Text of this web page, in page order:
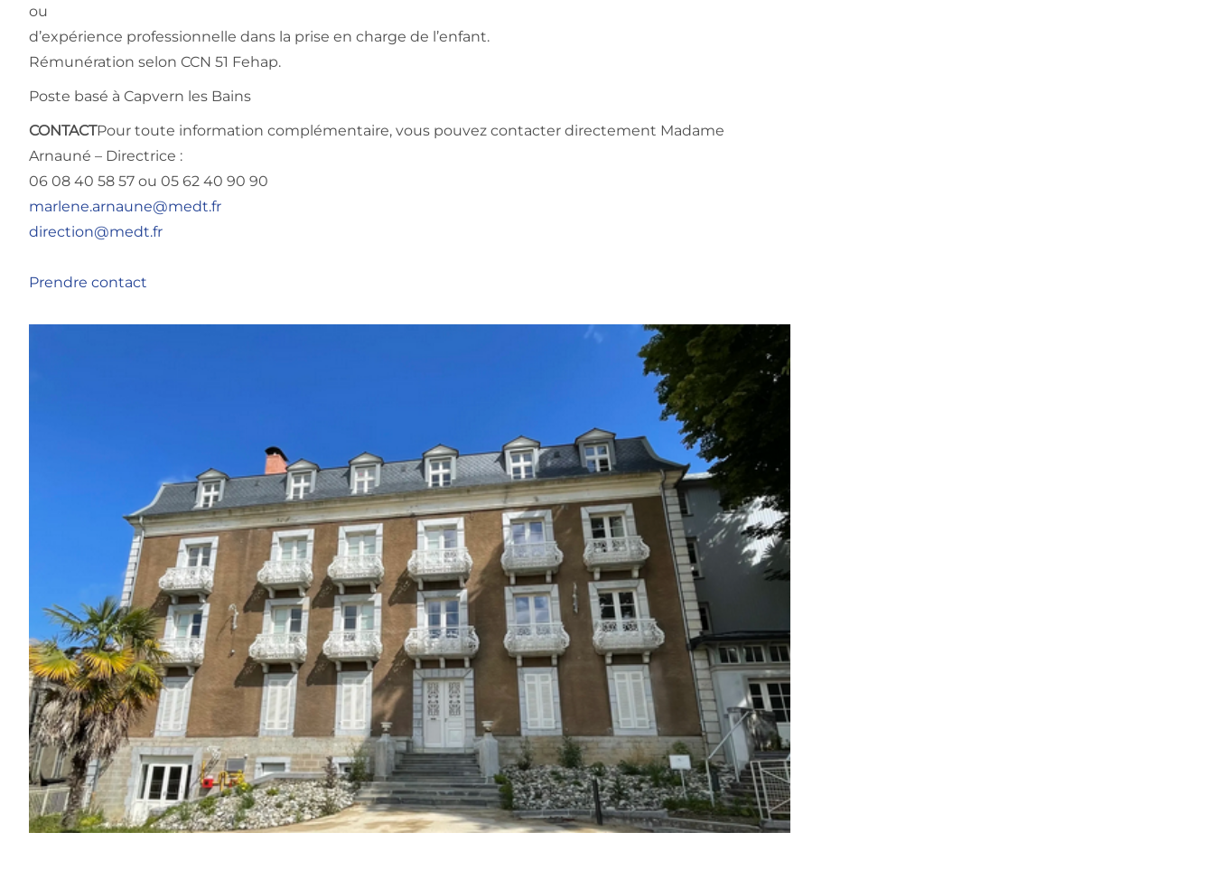
ou
d’expérience professionnelle dans la prise en charge de l’enfant.
Rémunération selon CCN 51 Fehap.
Poste basé à Capvern les Bains
CONTACTPour toute information complémentaire, vous pouvez contacter directement Madame
Arnauné – Directrice :
06 08 40 58 57 ou 05 62 40 90 90
marlene.arnaune@medt.fr
direction@medt.fr
Prendre contact